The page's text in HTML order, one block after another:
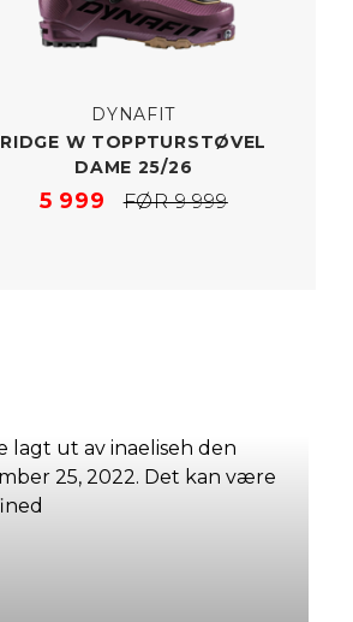
DYNAFIT
RIDGE W TOPPTURSTØVEL
DAME 25/​26
5 999 FØR 9 999